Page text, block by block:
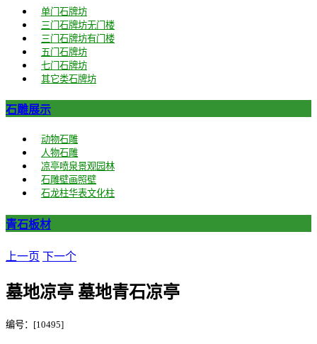
单门石牌坊
三门石牌坊无门楼
三门石牌坊有门楼
五门石牌坊
七门石牌坊
其它类石牌坊
石雕展示
动物石雕
人物石雕
凉亭喷泉景观园林
石雕壁画照壁
石龙柱华表文化柱
青石板材
上一页 下一个
墓地凉亭 墓地青石凉亭
编号：[10495]